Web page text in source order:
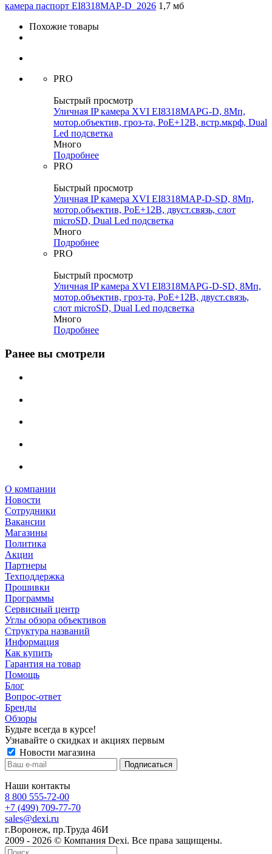
камера паспорт EI8318MAP-D_2026 1,7 мб
Похожие товары
PRO
Быстрый просмотр
Уличная IP камера XVI EI8318MAPG-D, 8Мп,
мотор.объектив, гроз-та, PoE+12В, встр.мкрф, Dual
Led подсветка
Много
Подробнее
PRO
Быстрый просмотр
Уличная IP камера XVI EI8318MAP-D-SD, 8Мп,
мотор.объектив, PoE+12В, двуст.связь, слот
microSD, Dual Led подсветка
Много
Подробнее
PRO
Быстрый просмотр
Уличная IP камера XVI EI8318MAPG-D-SD, 8Мп,
мотор.объектив, гроз-та, PoE+12В, двуст.связь,
слот microSD, Dual Led подсветка
Много
Подробнее
Ранее вы смотрели
О компании
Новости
Сотрудники
Вакансии
Магазины
Политика
Акции
Партнеры
Техподдержка
Прошивки
Программы
Сервисный центр
Углы обзора объективов
Структура названий
Информация
Как купить
Гарантия на товар
Помощь
Блог
Вопрос-ответ
Бренды
Обзоры
Будьте всегда в курсе!
Узнавайте о скидках и акциях первым
Новости магазина
Наши контакты
8 800 555-72-00
+7 (499) 709-77-70
sales@dexi.ru
г.Воронеж, пр.Труда 46И
2009 - 2026 © Компания Dexi. Все права защищены.